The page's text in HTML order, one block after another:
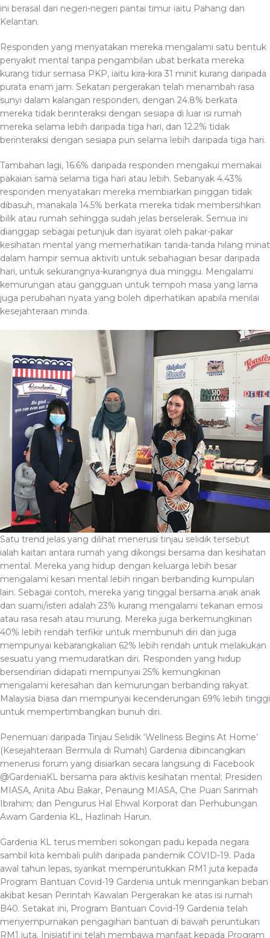
ini berasal dari negeri-negeri pantai timur iaitu Pahang dan
Kelantan.
Responden yang menyatakan mereka mengalami satu bentuk
penyakit mental tanpa pengambilan ubat berkata mereka
kurang tidur semasa PKP, iaitu kira-kira 31 minit kurang daripada
purata enam jam. Sekatan pergerakan telah menambah rasa
sunyi dalam kalangan responden, dengan 24.8% berkata
mereka tidak berinteraksi dengan sesiapa di luar isi rumah
mereka selama lebih daripada tiga hari, dan 12.2% tidak
berinteraksi dengan sesiapa pun selama lebih daripada tiga hari.
Tambahan lagi, 16.6% daripada responden mengakui memakai
pakaian sama selama tiga hari atau lebih. Sebanyak 4.43%
responden menyatakan mereka membiarkan pinggan tidak
dibasuh, manakala 14.5% berkata mereka tidak membersihkan
bilik atau rumah sehingga sudah jelas berselerak. Semua ini
dianggap sebagai petunjuk dan isyarat oleh pakar-pakar
kesihatan mental yang memerhatikan tanda-tanda hilang minat
dalam hampir semua aktiviti untuk sebahagian besar daripada
hari, untuk sekurangnya-kurangnya dua minggu. Mengalami
kemurungan atau gangguan untuk tempoh masa yang lama
juga perubahan nyata yang boleh diperhatikan apabila menilai
kesejahteraan minda.
Satu trend jelas yang dilihat menerusi tinjau selidik tersebut
ialah kaitan antara rumah yang dikongsi bersama dan kesihatan
mental. Mereka yang hidup dengan keluarga lebih besar
mengalami kesan mental lebih ringan berbanding kumpulan
lain. Sebagai contoh, mereka yang tinggal bersama anak anak
dan suami/isteri adalah 23% kurang mengalami tekanan emosi
atau rasa resah atau murung. Mereka juga berkemungkinan
40% lebih rendah terfikir untuk membunuh diri dan juga
mempunyai kebarangkalian 62% lebih rendah untuk melakukan
sesuatu yang memudaratkan diri. Responden yang hidup
bersendirian didapati mempunyai 25% kemungkinan
mengalami keresahan dan kemurungan berbanding rakyat
Malaysia biasa dan mempunyai kecenderungan 69% lebih tinggi
untuk mempertimbangkan bunuh diri.
Penemuan daripada Tinjau Selidik ‘Wellness Begins At Home’
(Kesejahteraan Bermula di Rumah) Gardenia dibincangkan
menerusi forum yang disiarkan secara langsung di Facebook
@GardeniaKL bersama para aktivis kesihatan mental; Presiden
MIASA, Anita Abu Bakar, Penaung MIASA, Che Puan Sarimah
Ibrahim; dan Pengurus Hal Ehwal Korporat dan Perhubungan
Awam Gardenia KL, Hazlinah Harun.
Gardenia KL terus memberi sokongan padu kepada negara
sambil kita kembali pulih daripada pandemik COVID-19. Pada
awal tahun lepas, syarikat memperuntukkan RM1 juta kepada
Program Bantuan Covid-19 Gardenia untuk meringankan beban
akibat kesan Perintah Kawalan Pergerakan ke atas isi rumah
B40. Setakat ini, Program Bantuan Covid-19 Gardenia telah
menyempurnakan pengagihan bantuan di bawah peruntukan
RM1 juta. Inisiatif ini telah membawa manfaat kepada Program